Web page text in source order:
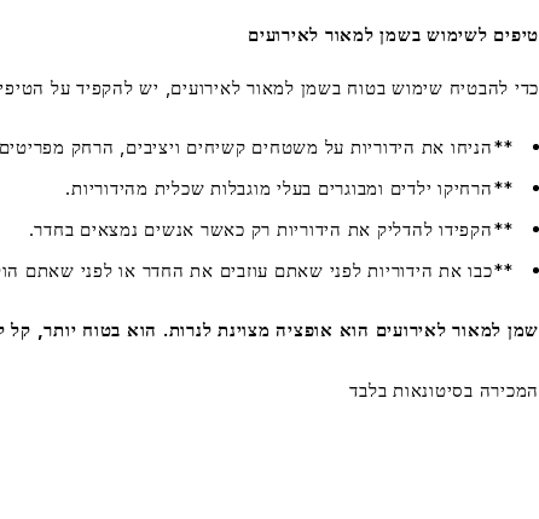
טיפים לשימוש בשמן למאור לאירועים
כדי להבטיח שימוש בטוח בשמן למאור לאירועים, יש להקפיד על
**הניחו את הידוריות על משטחים קשיחים ויציבים, הרחק
**הרחיקו ילדים ומבוגרים בעלי מוגבלות שכלית מהידוריות.
**הקפידו להדליק את הידוריות רק כאשר אנשים נמצאים בחדר.
**כבו את הידוריות לפני שאתם עוזבים את החדר או לפני שאתם
שמן למאור לאירועים הוא אופציה מצוינת לנרות. הוא בטוח יותר, קל
המכירה בסיטונאות בלבד